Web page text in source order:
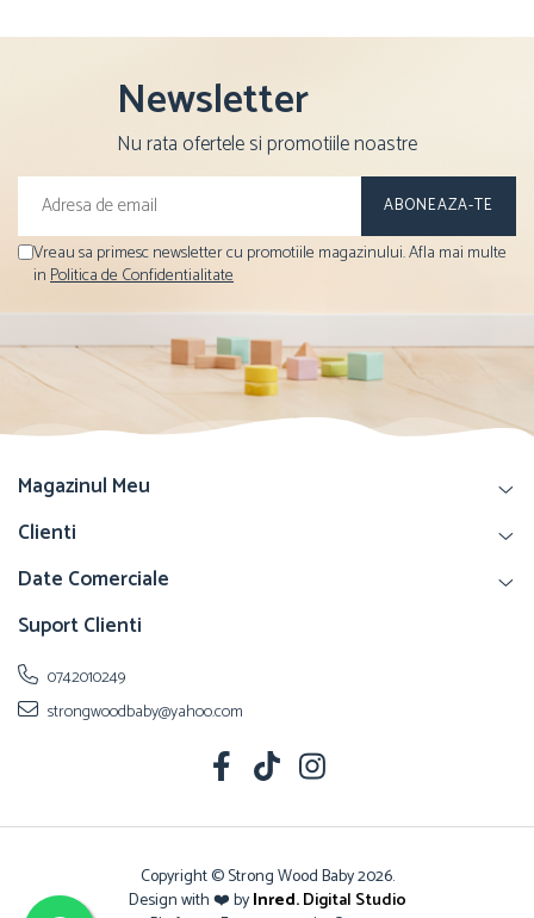
Newsletter
Nu rata ofertele si promotiile noastre
Vreau sa primesc newsletter cu promotiile magazinului. Afla mai multe
inPolitica de Confidentialitate
Magazinul Meu
Clienti
Date Comerciale
Suport Clienti
0742010249
strongwoodbaby@yahoo.com
Copyright © Strong Wood Baby 2026.
Design with ❤️ byInred.Digital Studio